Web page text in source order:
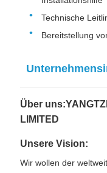
Technische
Bereitstellung
Über
LIMITED
Unsere Vision:
Wir wollen der